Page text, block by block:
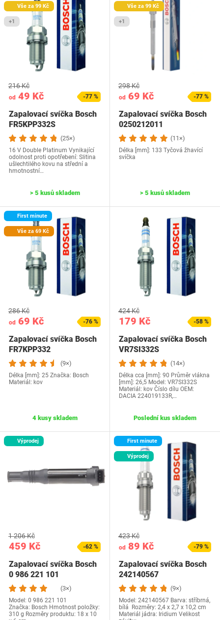
Vše za 99 Kč
+1
od 49 Kč
216 Kč
-77 %
Zapalovací svíčka Bosch
FR5KPP332S
(25×)
16 V Double Platinum Vynikající
odolnost proti opotřebení: Slitina
ušlechtilého kovu na střední a
hmotnostní…
> 5 kusů skladem
Vše za 99 Kč
+1
od 69 Kč
298 Kč
-77 %
Zapalovací svíčka Bosch
0250212011
(11×)
Délka [mm]: 133 Tyčová žhavící
svíčka
> 5 kusů skladem
First minute
Vše za 69 Kč
od 69 Kč
286 Kč
-76 %
Zapalovací svíčka Bosch
FR7KPP332
(9×)
Délka [mm]: 25 Značka: Bosch
Materiál: kov
4 kusy skladem
179 Kč
424 Kč
-58 %
Zapalovací svíčka Bosch
VR7SI332S
(14×)
Délka cca [mm]: 90 Průměr vlákna
[mm]: 26,5 Model: VR7SI332S
Materiál: kov Číslo dílu OEM:
‎DACIA 224019133R,…
Poslední kus skladem
Výprodej
459 Kč
1 206 Kč
-62 %
Zapalovací svíčka Bosch
0 986 221 101
(3×)
Model: 0 986 221 101
Značka: Bosch Hmotnost položky‎:
310 g Rozměry produktu: ‎18 x 10
First minute
Výprodej
od 89 Kč
423 Kč
-79 %
Zapalovací svíčka Bosch
242140567
(9×)
Model: 242140567 Barva: stříbrná,
bílá Rozměry: ‎2,4 x 2,7 x 10,2 cm
Materiál jádra: Iridium Velikost